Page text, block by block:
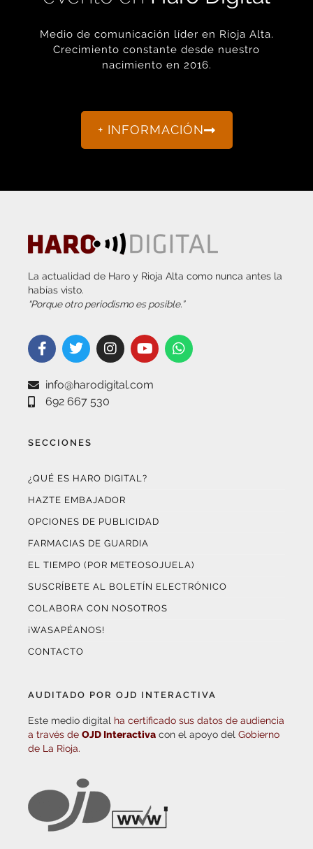
Medio de comunicación líder en Rioja Alta.
Crecimiento constante desde nuestro
nacimiento en 2016.
+ INFORMACIÓN
La actualidad de Haro y Rioja Alta como nunca antes la
habías visto.
“Porque otro periodismo es posible.”
info@harodigital.com
692 667 530
SECCIONES
¿QUÉ ES HARO DIGITAL?
HAZTE EMBAJADOR
OPCIONES DE PUBLICIDAD
FARMACIAS DE GUARDIA
EL TIEMPO (POR METEOSOJUELA)
SUSCRÍBETE AL BOLETÍN ELECTRÓNICO
COLABORA CON NOSOTROS
¡WASAPÉANOS!
CONTACTO
AUDITADO POR OJD INTERACTIVA
Este medio digital ha certificado sus datos de audiencia
a través de OJD Interactiva con el apoyo del Gobierno
de La Rioja.